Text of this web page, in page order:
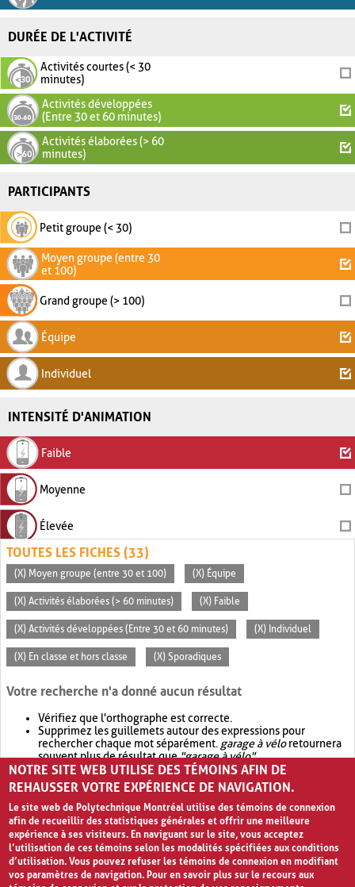
DURÉE DE L'ACTIVITÉ
Activités courtes (< 30
minutes)
Activités développées
(Entre 30 et 60 minutes)
Activités élaborées (> 60
minutes)
PARTICIPANTS
Petit groupe (< 30)
Moyen groupe (entre 30
et 100)
Grand groupe (> 100)
Équipe
Individuel
INTENSITÉ D'ANIMATION
Faible
Moyenne
Élevée
TOUTES LES FICHES (33)
(X) Moyen groupe (entre 30 et 100) (X) Équipe
(X) Activités élaborées (> 60 minutes) (X) Faible
(X) Activités développées (Entre 30 et 60 minutes) (X) Individuel
(X) En classe et hors classe (X) Sporadiques
Votre recherche n'a donné aucun résultat
Vérifiez que l'orthographe est correcte.
Supprimez les guillemets autour des expressions pour
rechercher chaque mot séparément. garage à véloretournera
souvent plus de résultat que"garage à vélo".
Envisagez d'élargir votre recherche avec OR.garage OR vélo
retournera souvent plus de résultat quegarage à vélo
NOTRE SITE WEB UTILISE DES TÉMOINS AFIN DE
REHAUSSER VOTRE EXPÉRIENCE DE NAVIGATION.
Le site web de Polytechnique Montréal utilise des témoins de connexion
afin de recueillir des statistiques générales et offrir une meilleure
expérience à ses visiteurs. En naviguant sur le site, vous acceptez
l’utilisation de ces témoins selon les modalités spécifiées aux conditions
d’utilisation. Vous pouvez refuser les témoins de connexion en modifiant
vos paramètres de navigation. Pour en savoir plus sur le recours aux